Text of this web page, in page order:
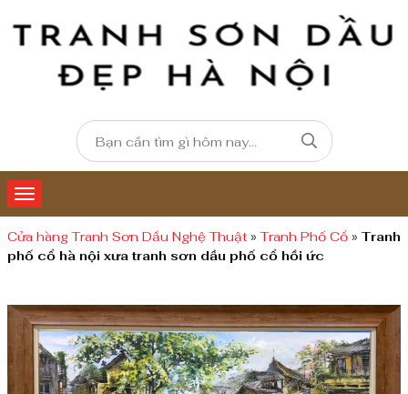
Cửa hàng Tranh Sơn Dầu Nghệ Thuật »Tranh Phố Cổ » Tranh
phố cổ hà nội xưa tranh sơn dầu phố cổ hồi ức